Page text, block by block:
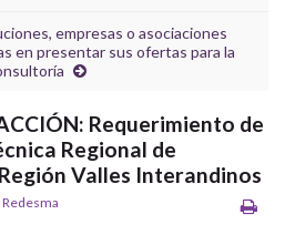
empresas o asociaciones
en presentar sus ofertas para la
Requerimiento de
Regional de
Valles Interandinos